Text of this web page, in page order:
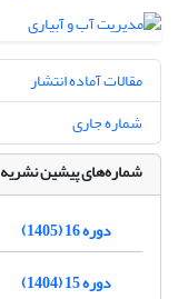
مقالات آماده انتشار
شماره جاری
شماره‌های پیشین نشریه
دوره 16 (1405)
دوره 15 (1404)